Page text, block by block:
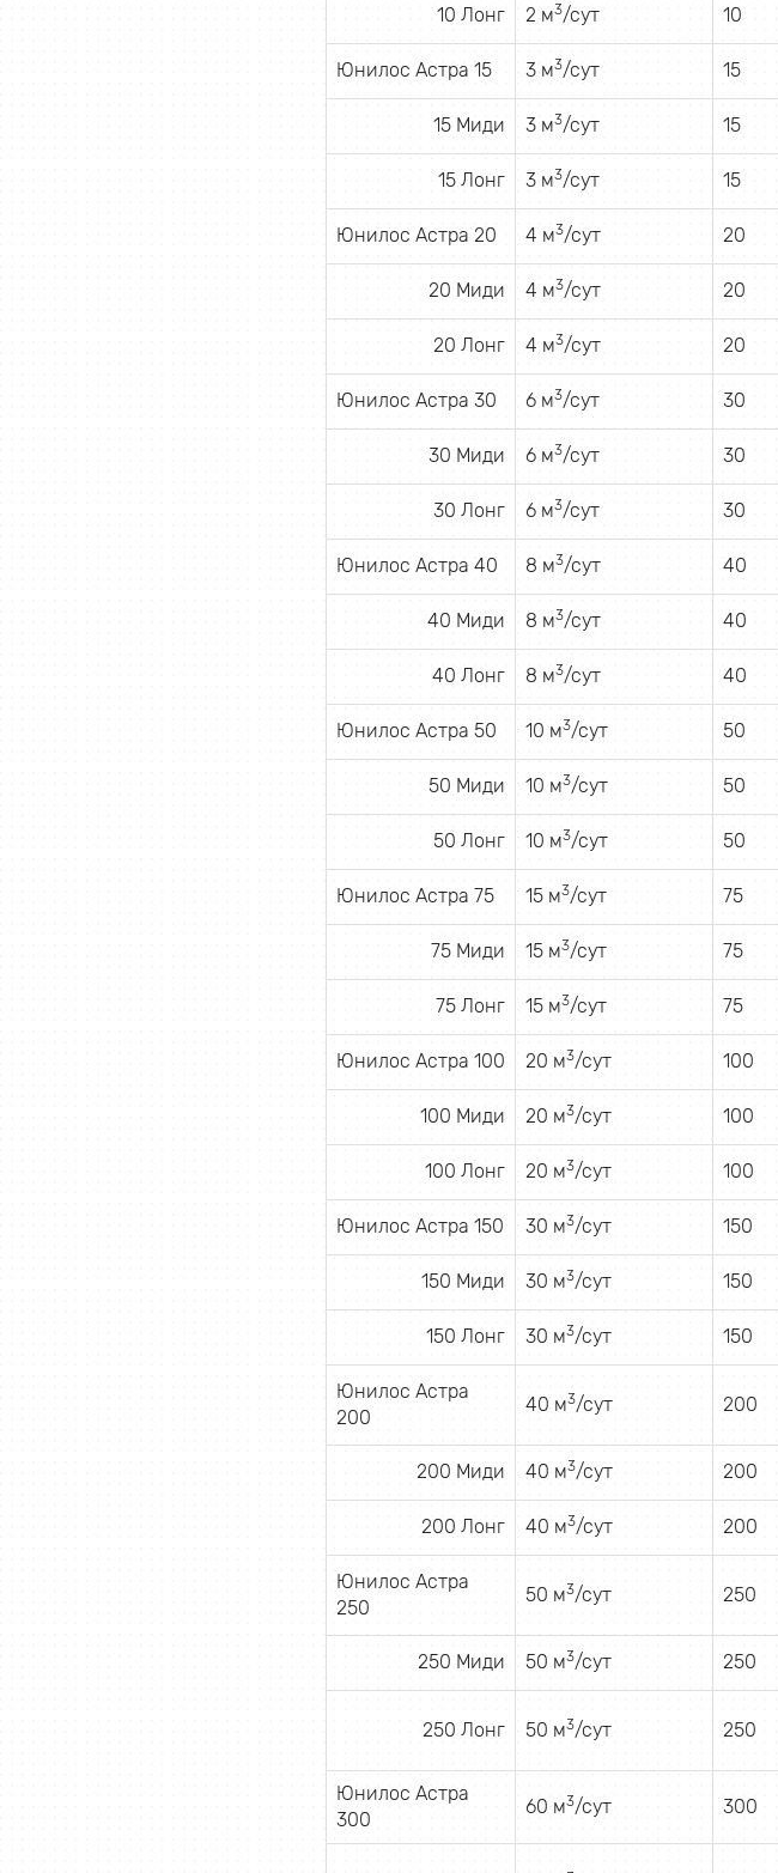
10 Лонг 2 м3/сут 10
Юнилос Астра 15 3 м3/сут 15
15 Миди 3 м3/сут 15
15 Лонг 3 м3/сут 15
Юнилос Астра 20 4 м3/сут 20
20 Миди 4 м3/сут 20
20 Лонг 4 м3/сут 20
Юнилос Астра 30 6 м3/сут 30
30 Миди 6 м3/сут 30
30 Лонг 6 м3/сут 30
Юнилос Астра 40 8 м3/сут 40
40 Миди 8 м3/сут 40
40 Лонг 8 м3/сут 40
Юнилос Астра 50 10 м3/сут 50
50 Миди 10 м3/сут 50
50 Лонг 10 м3/сут 50
Юнилос Астра 75 15 м3/сут 75
75 Миди 15 м3/сут 75
75 Лонг 15 м3/сут 75
Юнилос Астра 100 20 м3/сут 100
100 Миди 20 м3/сут 100
100 Лонг 20 м3/сут 100
Юнилос Астра 150 30 м3/сут 150
150 Миди 30 м3/сут 150
150 Лонг 30 м3/сут 150
Юнилос Астра
200
40 м3/сут 200
200 Миди 40 м3/сут 200
200 Лонг 40 м3/сут 200
Юнилос Астра
250
50 м3/сут 250
250 Миди 50 м3/сут 250
250 Лонг 50 м3/сут 250
Юнилос Астра
300
60 м3/сут 300